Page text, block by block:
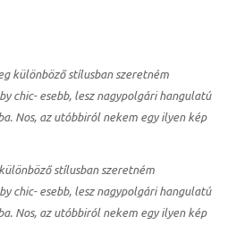
stílusban szeretném
chic- esebb, lesz nagypolgári hangulatú
Nos, az utóbbiról nekem egy ilyen kép